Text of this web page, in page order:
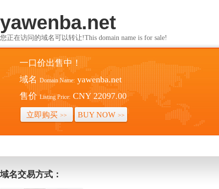
yawenba.net
您正在访问的域名可以转让!This domain name is for sale!
一口价出售中！
域名 Domain Name: yawenba.net
售价 Listing Price: CNY 22097.00
立即购买 >> BUY NOW >>
域名交易方式：